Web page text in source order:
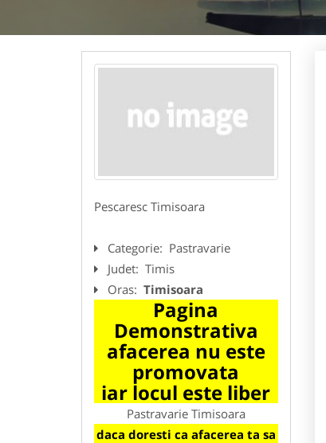
Pescaresc Timisoara
Categorie: Pastravarie
Judet: Timis
Oras: Timisoara
Pagina
Demonstrativa
afacerea nu este
promovata
iar locul este liber
Pastravarie Timisoara
daca doresti ca afacerea ta sa